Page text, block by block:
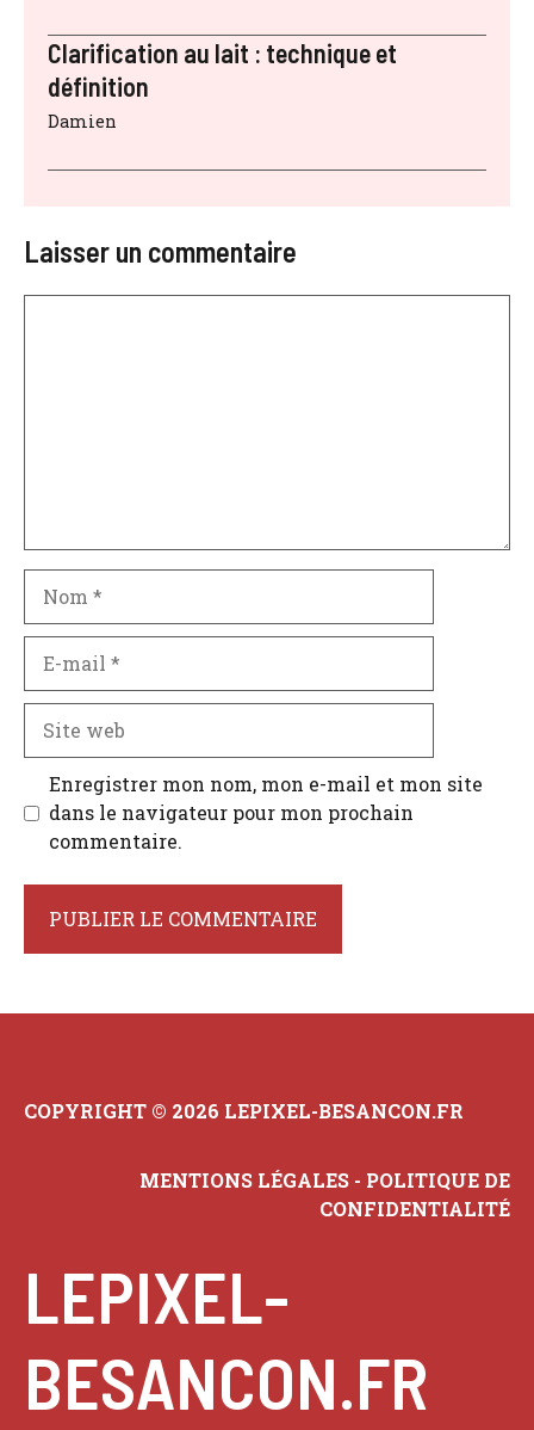
Clarification au lait : technique et
définition
Damien
Laisser un commentaire
mail
Site
web
Enregistrer mon nom, mon e-mail et mon site
dans le navigateur pour mon prochain
commentaire.
COPYRIGHT © 2026 LEPIXEL-BESANCON.FR
MENTIONS LÉGALES - POLITIQUE DE
CONFIDENTIALITÉ
LEPIXEL-
BESANCON.FR